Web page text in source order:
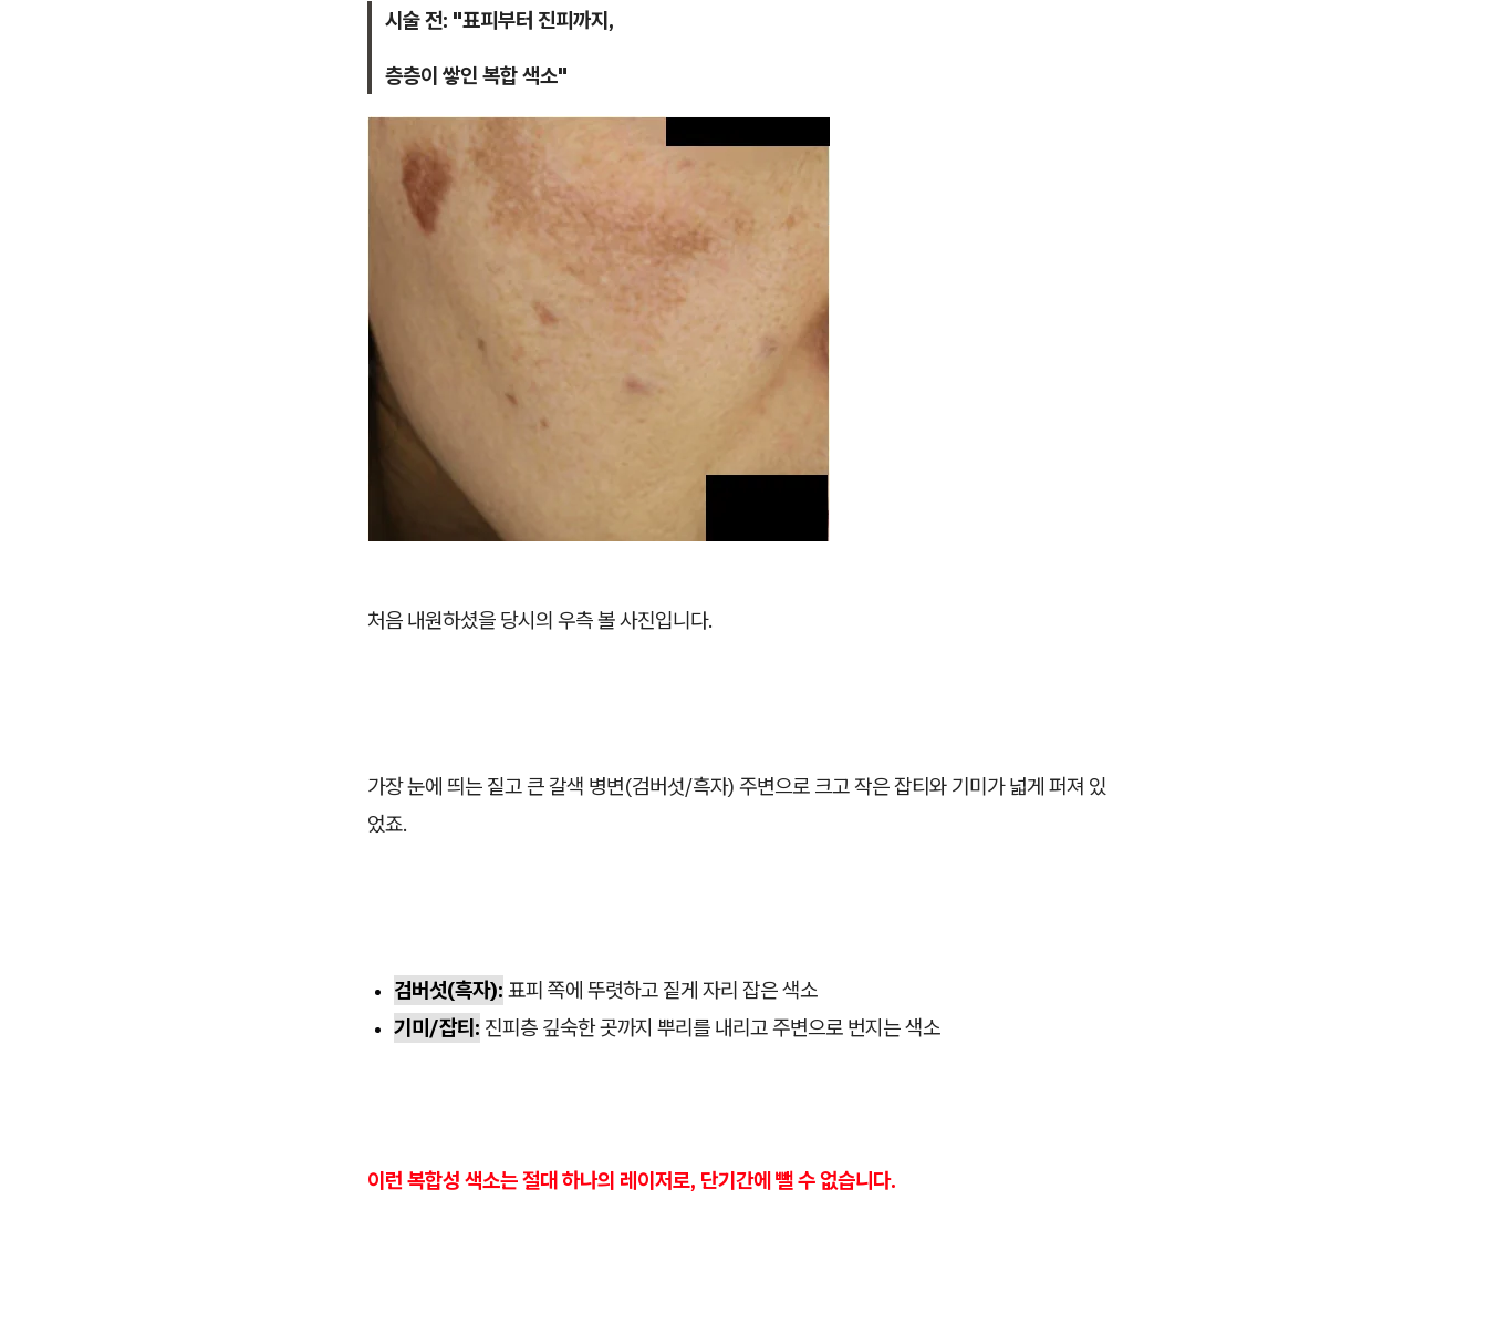
시술 전: "표피부터 진피까지,
층층이 쌓인 복합 색소"
처음 내원하셨을 당시의 우측 볼 사진입니다.
가장 눈에 띄는 짙고 큰 갈색 병변(검버섯/흑자) 주변으로 크고 작은 잡티와 기미가 넓게 퍼져 있
었죠.
검버섯(흑자): 표피 쪽에 뚜렷하고 짙게 자리 잡은 색소
기미/잡티: 진피층 깊숙한 곳까지 뿌리를 내리고 주변으로 번지는 색소
이런 복합성 색소는 절대 하나의 레이저로, 단기간에 뺄 수 없습니다.